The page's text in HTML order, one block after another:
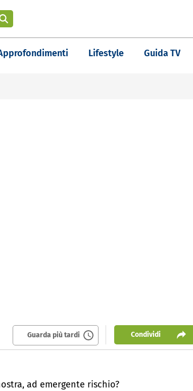
Lifestyle Guida TV
Guarda più tardi Condividi
ad emergente rischio?